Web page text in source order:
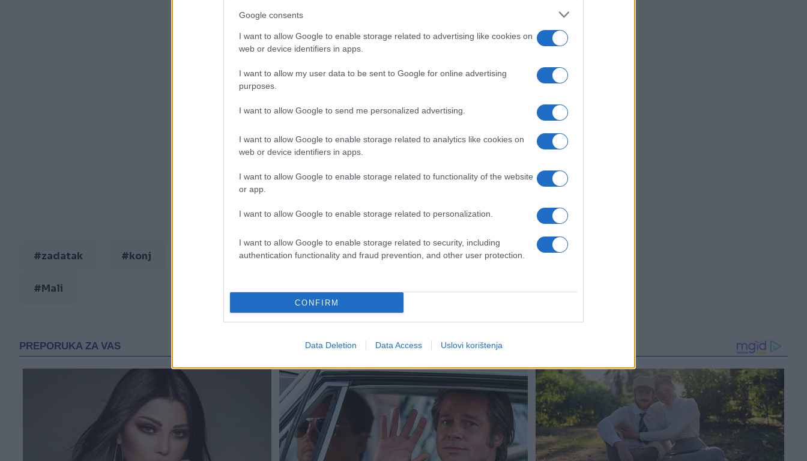
Google consents
I want to allow Google to enable storage related to advertising like cookies on
web or device identifiers in apps.
I want to allow my user data to be sent to Google for online advertising
purposes.
I want to allow Google to send me personalized advertising.
I want to allow Google to enable storage related to analytics like cookies on
web or device identifiers in apps.
I want to allow Google to enable storage related to functionality of the website
or app.
I want to allow Google to enable storage related to personalization.
I want to allow Google to enable storage related to security, including
authentication functionality and fraud prevention, and other user protection.
CONFIRM
Data Deletion Data Access Uslovi korištenja
#zadatak #konj #situacija #Mreža #Nilski
#Mali